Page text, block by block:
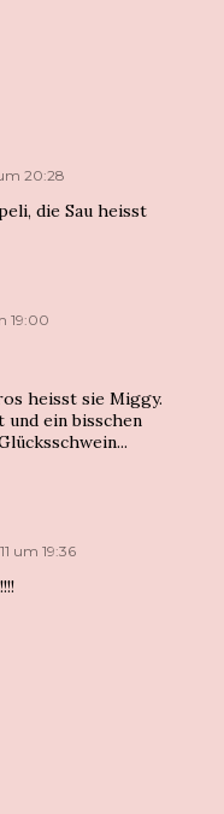
20:28
die Sau heisst
19:00
heisst sie Miggy.
und ein bisschen
um 19:36